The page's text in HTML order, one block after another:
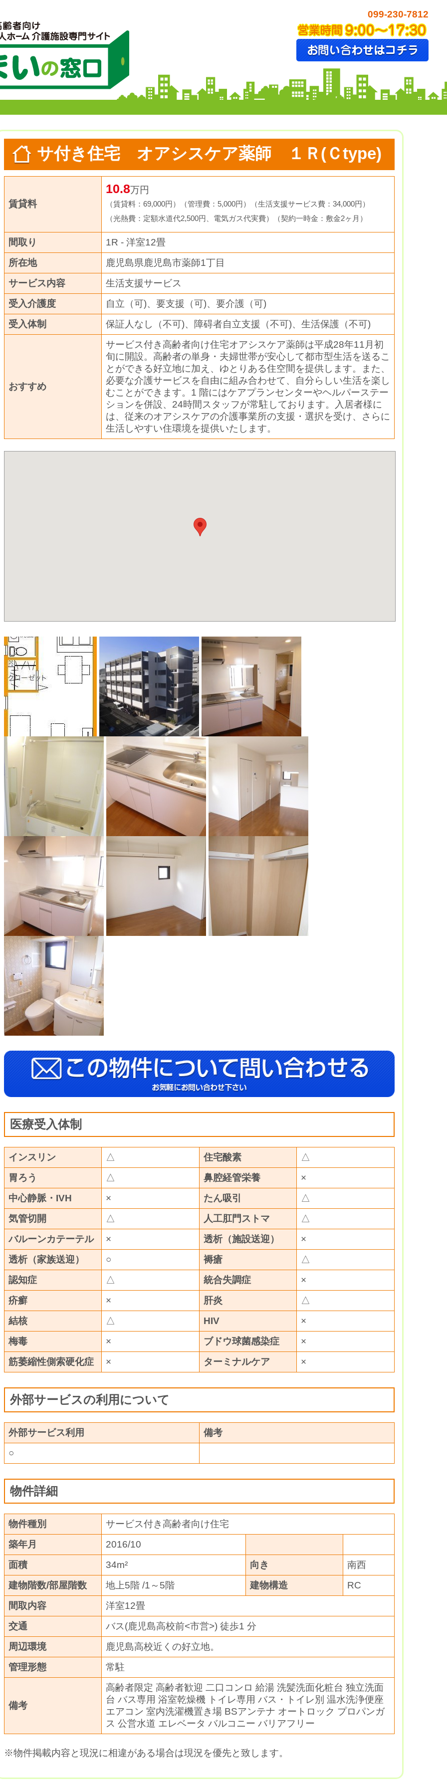
099-230-7812
サ付き住宅 オアシスケア薬師 １Ｒ(Ｃtype)
賃貸料
10.8万円
（賃貸料：69,000円） （管理費：5,000円）
（生活支援サービス費：34,000円）
（光熱費：定額水道代2,500円、電気ガス代実費）
（契約一時金：敷金2ヶ月）
間取り
1R - 洋室12畳
所在地
鹿児島県鹿児島市薬師1丁目
サービス内容
生活支援サービス
受入介護度
自立（可)、要支援（可)、要介護（可)
受入体制
保証人なし（不可)、障碍者自立支援（不可)、生活保護（不可)
おすすめ
サービス付き高齢者向け住宅オアシスケア薬師は平成28年11月初
旬に開設。高齢者の単身・夫婦世帯が安心して都市型生活を送るこ
とができる好立地に加え、ゆとりある住空間を提供します。また、
必要な介護サービスを自由に組み合わせて、自分らしい生活を楽し
むことができます。1 階にはケアプランセンターやヘルパーステー
ションを併設、24時間スタッフが常駐しております。入居者様に
は、従来のオアシスケアの介護事業所の支援・選択を受け、さらに
生活しやすい住環境を提供いたします。
医療受入体制
インスリン △ 住宅酸素
△
胃ろう
△ 鼻腔経管栄養
×
中心静脈・IVH
× たん吸引
△
気管切開
△ 人工肛門ストマ
△
バルーンカテーテル
× 透析（施設送迎）
×
透析（家族送迎）
○ 褥瘡
△
認知症
△ 統合失調症
×
疥癬
× 肝炎
△
結核
△ HIV
×
梅毒
× ブドウ球菌感染症
×
筋萎縮性側索硬化症
× ターミナルケア ×
外部サービスの利用について
外部サービス利用
備考
○
物件詳細
物件種別
サービス付き高齢者向け住宅
築年月
2016/10
面積
34m² 向き
南西
建物階数/部屋階数
地上5階 /1～5階 建物構造
RC
間取内容
洋室12畳
交通
バス(鹿児島高校前<市営>) 徒歩1 分
周辺環境
鹿児島高校近くの好立地。
管理形態
常駐
備考
高齢者限定 高齢者歓迎 二口コンロ 給湯 洗髪洗面化粧台 独立洗面
台 バス専用 浴室乾燥機 トイレ専用 バス・トイレ別 温水洗浄便座
エアコン 室内洗濯機置き場 BSアンテナ オートロック プロパンガ
ス 公営水道 エレベータ バルコニー バリアフリー
※物件掲載内容と現況に相違がある場合は現況を優先と致します。